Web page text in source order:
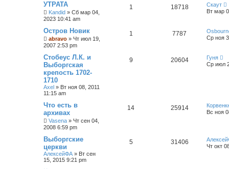
УТРАТА
Kandid » Сб мар 04,
2023 10:41 am
1 18718
Скаут
Вт мар
Остров Новик
abravo » Чт июл 19,
2007 2:53 pm
1 7787
Ср ноя
Стобеус Л.К. и
Выборгская
крепость 1702-
1710
Axel » Вт ноя 08, 2011
11:15 am
9 20604
Гуня
Ср июл
Что есть в
архивах
Vasena » Чт сен 04,
2008 6:59 pm
14 25914
Вс ноя
Выборгские
церкви
АлексейФА » Вт сен
15, 2015 9:21 pm
5 31406
Чт окт